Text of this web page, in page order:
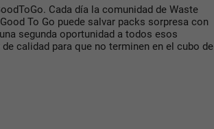
Cada día la comunidad de Waste
To Go puede salvar packs sorpresa con
segunda oportunidad a todos esos
calidad para que no terminen en el cubo de